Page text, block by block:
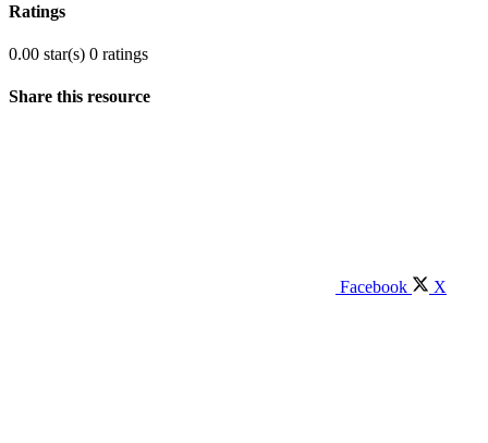
Ratings
0.00 star(s) 0 ratings
Share this resource
Facebook X